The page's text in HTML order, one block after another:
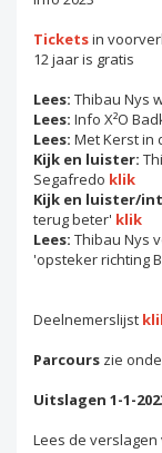
Ticketsin
12 jaar is gratis
Lees: Thibau Nys
Lees: Info X²O
Lees: Met Kerst in
Kijk en luister:
Segafredo klik
Kijk en luister/
terug beter' klik
Lees: Thibau Nys
'opsteker richting
Deelnemerslijst
Parcours zie
Uitslagen 1-1-
Lees de verslagen